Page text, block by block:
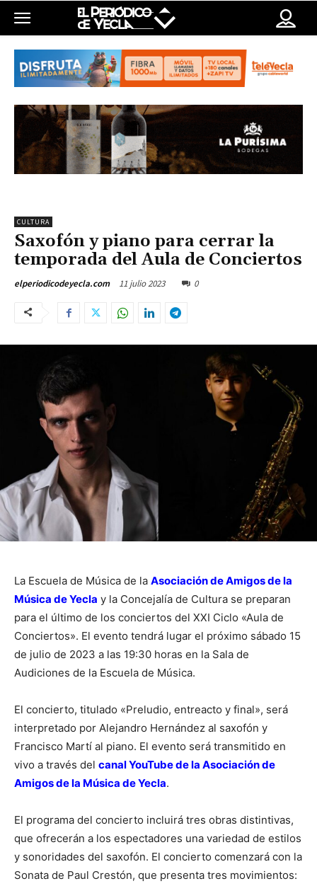
CULTURA
Saxofón y piano para cerrar la
temporada del Aula de Conciertos
elperiodicodeyecla.com 11 julio 2023 0
La Escuela de Música de la Asociación de Amigos de la
Música de Yecla y la Concejalía de Cultura se preparan
para el último de los conciertos del XXI Ciclo «Aula de
Conciertos». El evento tendrá lugar el próximo sábado 15
de julio de 2023 a las 19:30 horas en la Sala de
Audiciones de la Escuela de Música.
El concierto, titulado «Preludio, entreacto y final», será
interpretado por Alejandro Hernández al saxofón y
Francisco Martí al piano. El evento será transmitido en
vivo a través del canal YouTube de la Asociación de
Amigos de la Música de Yecla.
El programa del concierto incluirá tres obras distintivas,
que ofrecerán a los espectadores una variedad de estilos
y sonoridades del saxofón. El concierto comenzará con la
Sonata de Paul Crestón, que presenta tres movimientos: